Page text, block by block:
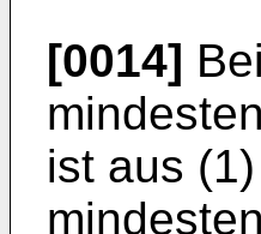
[0014]
ist aus